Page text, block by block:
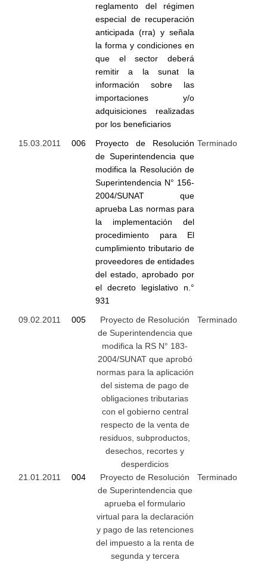
reglamento del régimen
especial de recuperación
anticipada (rra) y señala
la forma y condiciones en
que el sector deberá
remitir a la sunat la
información sobre las
importaciones y/o
adquisiciones realizadas
por los beneficiarios
15.03.2011 006
Proyecto de Resolución
de Superintendencia que
modifica la Resolución de
Superintendencia N° 156-
2004/SUNAT que
aprueba Las normas para
la implementación del
procedimiento para El
cumplimiento tributario de
proveedores de entidades
del estado, aprobado por
el decreto legislativo n.°
931
Terminado
09.02.2011 005
Proyecto de Resolución
de Superintendencia que
modifica la RS N° 183-
2004/SUNAT que aprobó
normas para la aplicación
del sistema de pago de
obligaciones tributarias
con el gobierno central
respecto de la venta de
residuos, subproductos,
desechos, recortes y
desperdicios
Terminado
21.01.2011 004
Proyecto de Resolución
de Superintendencia que
aprueba el formulario
virtual para la declaración
y pago de las retenciones
del impuesto a la renta de
segunda y tercera
Terminado